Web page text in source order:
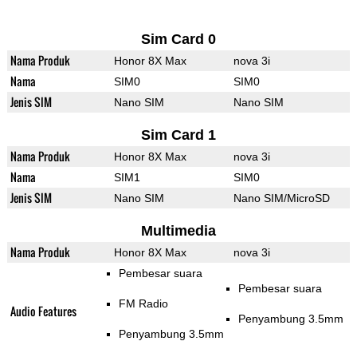
Sim Card 0
Nama Produk Honor 8X Max nova 3i
Nama SIM0 SIM0
Jenis SIM Nano SIM Nano SIM
Sim Card 1
Nama Produk Honor 8X Max nova 3i
Nama SIM1 SIM0
Jenis SIM Nano SIM Nano SIM/MicroSD
Multimedia
Nama Produk Honor 8X Max nova 3i
Audio Features
Pembesar suara
FM Radio
Penyambung 3.5mm
Pembesar suara
Penyambung 3.5mm